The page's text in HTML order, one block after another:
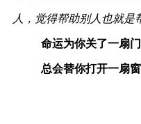
人，觉得帮助别人也就是
命运为你关了一扇门
总会替你打开一扇